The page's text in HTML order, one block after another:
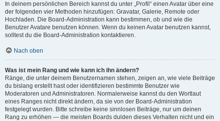
In deinem persönlichen Bereich kannst du unter „Profil“ einen Avatar über eine
der folgenden vier Methoden hinzufügen: Gravatar, Galerie, Remote oder
Hochladen. Die Board-Administration kann bestimmen, ob und wie die
Benutzer Avatare benutzen können. Wenn du keinen Avatar benutzen kannst,
solltest du die Board-Administration kontaktieren.
Nach oben
Was ist mein Rang und wie kann ich ihn ändern?
Ränge, die unter deinem Benutzernamen stehen, zeigen an, wie viele Beiträge
du bislang erstellt hast oder identifizieren bestimmte Benutzer wie
Moderatoren und Administratoren. Normalerweise kannst du den Wortlaut
eines Ranges nicht direkt ändern, da sie von der Board-Administration
festgelegt wurden. Bitte schreibe keine sinnlosen Beiträge, nur um deinen
Rang zu erhöhen — die meisten Boards dulden dieses Verhalten nicht und ein